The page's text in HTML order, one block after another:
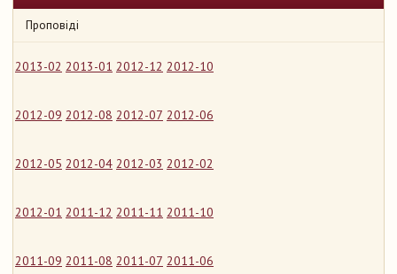
Проповіді
2013-02 2013-01 2012-12 2012-10
2012-09 2012-08 2012-07 2012-06
2012-05 2012-04 2012-03 2012-02
2012-01 2011-12 2011-11 2011-10
2011-09 2011-08 2011-07 2011-06